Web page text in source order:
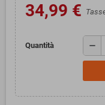
34,99 €
Quantità remove